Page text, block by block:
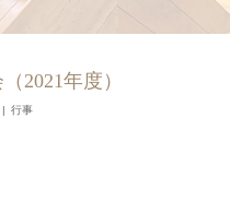
2021年度）
行事